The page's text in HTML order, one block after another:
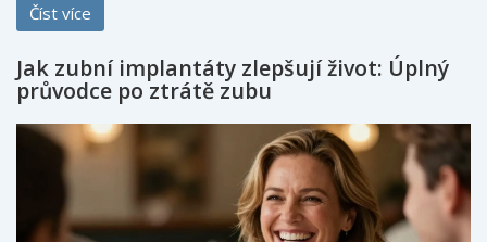
Číst více
Jak zubní implantáty zlepšují život: Úplný
průvodce po ztrátě zubu